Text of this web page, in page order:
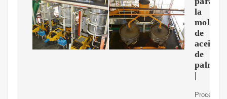
la
de
aceite
de
palma
|